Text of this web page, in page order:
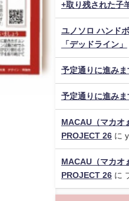
+取り残された子
ユノソロ ハンド
「デッドライン」
予定通りに進み
予定通りに進み
MACAU（マカオ
PROJECT 26に
MACAU（マカオ
PROJECT 26に